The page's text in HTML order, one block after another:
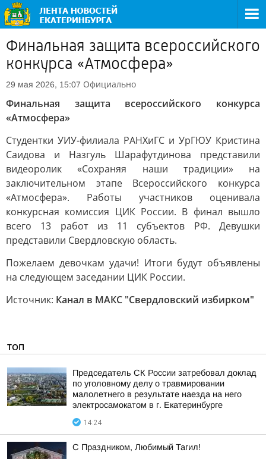
Финальная защита всероссийского
конкурса «Атмосфера»
29 мая 2026, 15:07 Официально
Финальная защита всероссийского конкурса
«Атмосфера»
Студентки УИУ-филиала РАНХиГС и УрГЮУ Кристина
Саидова и Назгуль Шарафутдинова представили
видеоролик «Сохраняя наши традиции» на
заключительном этапе Всероссийского конкурса
«Атмосфера». Работы участников оценивала
конкурсная комиссия ЦИК России. В финал вышло
всего 13 работ из 11 субъектов РФ. Девушки
представили Свердловскую область.
Пожелаем девочкам удачи! Итоги будут объявлены
на следующем заседании ЦИК России.
Источник: Канал в МАКС "Свердловский избирком"
ТОП
Председатель СК России затребовал доклад
по уголовному делу о травмировании
малолетнего в результате наезда на него
электросамокатом в г. Екатеринбурге
14:24
С Праздником, Любимый Тагил!